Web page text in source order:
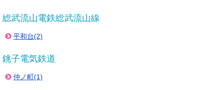
総武流山電鉄総武流山線
平和台(2)
銚子電気鉄道
仲ノ町(1)